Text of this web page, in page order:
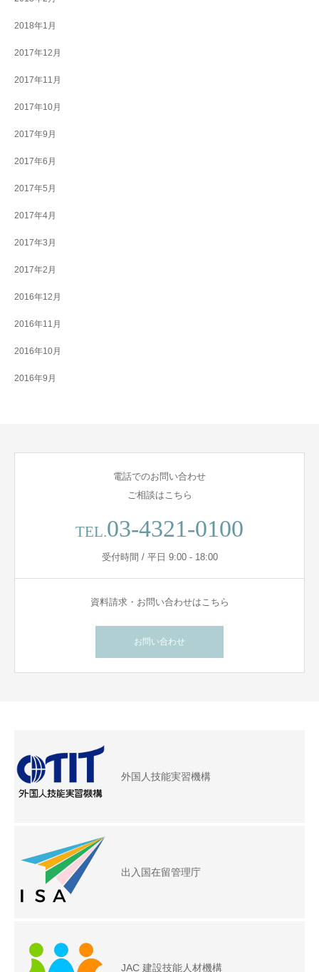
2018年1月
2017年12月
2017年11月
2017年10月
2017年9月
2017年6月
2017年5月
2017年4月
2017年3月
2017年2月
2016年12月
2016年11月
2016年10月
2016年9月
電話でのお問い合わせ
ご相談はこちら
TEL.03-4321-0100
受付時間 / 平日 9:00 - 18:00
資料請求・お問い合わせはこちら
お問い合わせ
外国人技能実習機構
出入国在留管理庁
JAC 建設技能人材機構